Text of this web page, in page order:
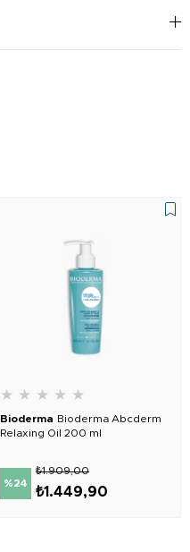
★ ★ ★ ★ ★
Bioderma Bioderma Abcderm
Relaxing Oil 200 ml
%24
₺1.449,90
₺1.909,00